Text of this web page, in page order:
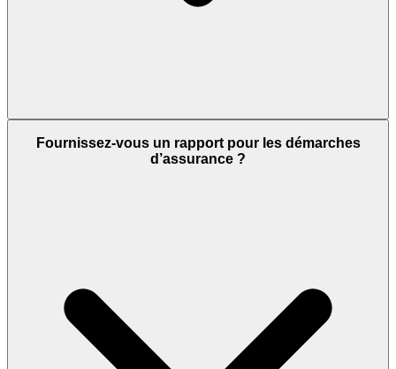
Fournissez-vous un rapport pour les démarches
d’assurance ?